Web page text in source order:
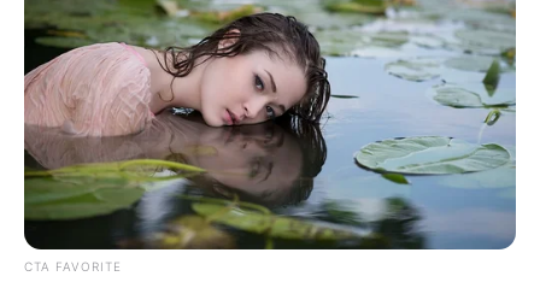
CTA FAVORITE